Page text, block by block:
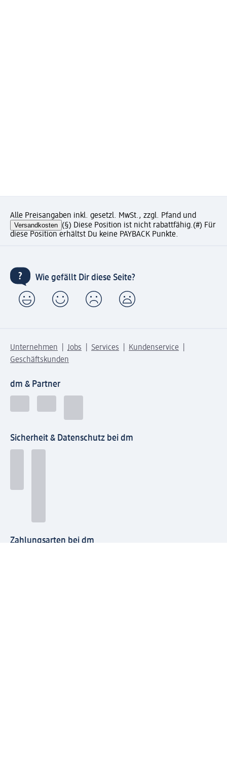
Alle Preisangaben inkl. gesetzl. MwSt., zzgl. Pfand und
Versandkosten (§) Diese Position ist nicht rabattfähig.(#) Für
diese Position erhältst Du keine PAYBACK Punkte.
Wie gefällt Dir diese Seite?
Unternehmen Jobs Services
Kundenservice
Geschäftskunden
dm & Partner
Sicherheit & Datenschutz bei dm
Zahlungsarten bei dm